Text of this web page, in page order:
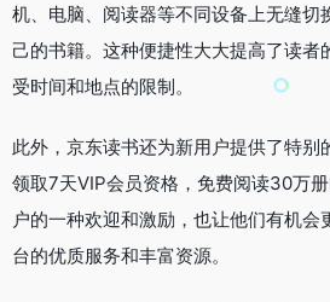
机、电脑、阅读器等不同设备上无缝切
己的书籍。这种便捷性大大提高了读者
受时间和地点的限制。
此外，京东读书还为新用户提供了特别
领取7天VIP会员资格，免费阅读30万
户的一种欢迎和激励，也让他们有机
台的优质服务和丰富资源。